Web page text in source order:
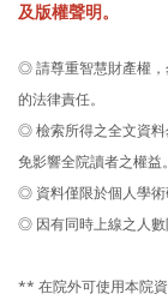
及版權聲明。
◎ 請尊重智慧財產權，
的法律責任。
◎ 檢索所得之全文資料
免影響全院讀者之權益
◎ 資料僅限於個人學術
◎ 因有同時上線之人數
** 在院外可使用本院